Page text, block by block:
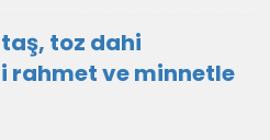
taş, toz dahi
rahmet ve minnetle